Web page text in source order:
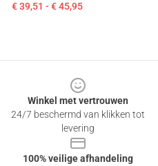
€ 39,51 - € 45,95
Winkel met vertrouwen
24/7 beschermd van klikken tot
levering
100% veilige afhandeling